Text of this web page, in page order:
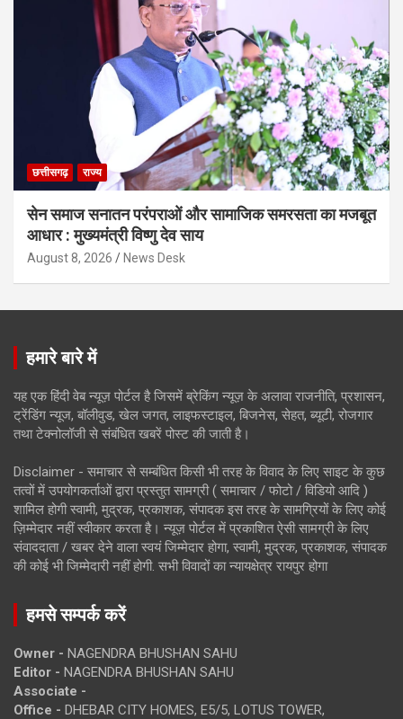
छत्तीसगढ़ राज्य
सेन समाज सनातन परंपराओं और सामाजिक समरसता का मजबूत
आधार : मुख्यमंत्री विष्णु देव साय
August 8, 2026 News Desk
हमारे बारे में
यह एक हिंदी वेब न्यूज़ पोर्टल है जिसमें ब्रेकिंग न्यूज़ के अलावा राजनीति, प्रशासन,
ट्रेंडिंग न्यूज, बॉलीवुड, खेल जगत, लाइफस्टाइल, बिजनेस, सेहत, ब्यूटी, रोजगार
तथा टेक्नोलॉजी से संबंधित खबरें पोस्ट की जाती है।
Disclaimer - समाचार से सम्बंधित किसी भी तरह के विवाद के लिए साइट के कुछ
तत्वों में उपयोगकर्ताओं द्वारा प्रस्तुत सामग्री ( समाचार / फोटो / विडियो आदि )
शामिल होगी स्वामी, मुद्रक, प्रकाशक, संपादक इस तरह के सामग्रियों के लिए कोई
ज़िम्मेदार नहीं स्वीकार करता है। न्यूज़ पोर्टल में प्रकाशित ऐसी सामग्री के लिए
संवाददाता / खबर देने वाला स्वयं जिम्मेदार होगा, स्वामी, मुद्रक, प्रकाशक, संपादक
की कोई भी जिम्मेदारी नहीं होगी. सभी विवादों का न्यायक्षेत्र रायपुर होगा
हमसे सम्पर्क करें
Owner - NAGENDRA BHUSHAN SAHU
Editor - NAGENDRA BHUSHAN SAHU
Associate -
Office - DHEBAR CITY HOMES, E5/5, LOTUS TOWER,